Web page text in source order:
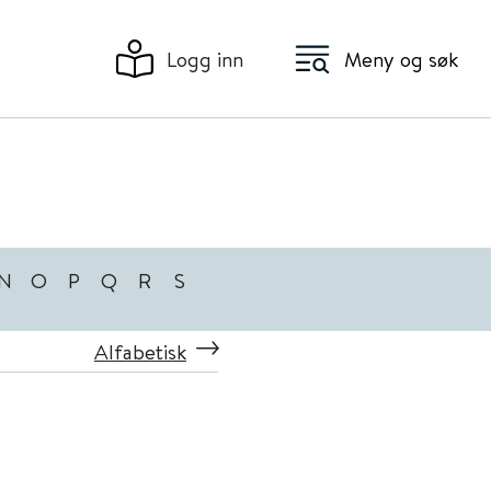
Logg inn Meny og søk
O P Q R S
Alfabetisk